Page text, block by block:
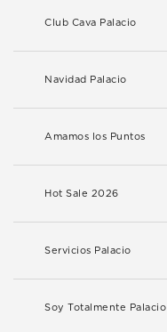
Club Cava Palacio
Navidad Palacio
Amamos los Puntos
Hot Sale 2026
Servicios Palacio
Soy Totalmente Palacio